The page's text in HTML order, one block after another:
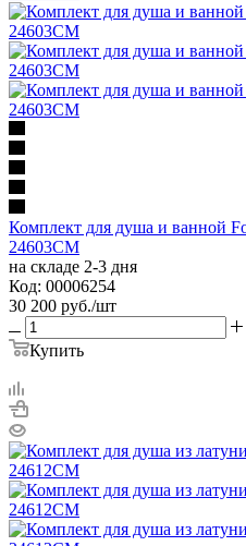
Комплект для душа и ванной
24603CM
на складе 2-3 дня
Код: 00006254
30 200 руб./шт
Купить